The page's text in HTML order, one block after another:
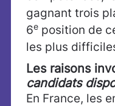
gagnant trois
6e position de
les plus
Les raisons
candidats
En France, les